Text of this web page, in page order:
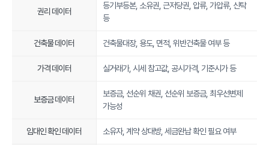
권리 데이터
등기부등본, 소유권, 근저당권, 압류, 가압류, 신탁
등
건축물 데이터 건축물대장, 용도, 면적, 위반건축물 여부 등
가격 데이터 실거래가, 시세 참고값, 공시가격, 기준시가 등
보증금 데이터
보증금, 선순위 채권, 선순위 보증금, 최우선변제
가능성
임대인 확인 데이터 소유자, 계약 상대방, 세금완납 확인 필요 여부